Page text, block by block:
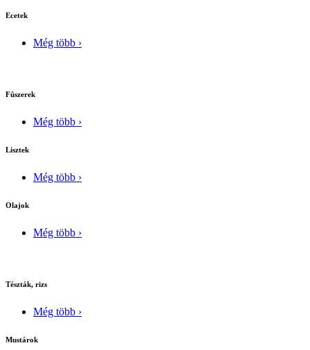
Ecetek
Még több ›
Fûszerek
Még több ›
Lisztek
Még több ›
Olajok
Még több ›
Tészták, rizs
Még több ›
Mustárok